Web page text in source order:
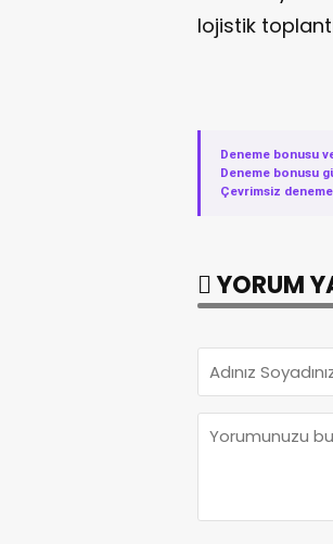
lojistik
Deneme bonusu
Deneme bonusu
Çevrimsiz
YORUM